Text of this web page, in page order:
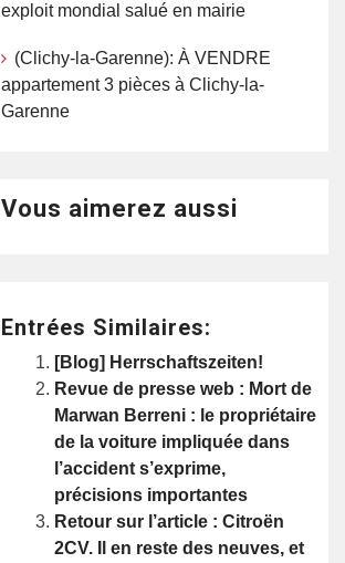
exploit mondial salué en mairie
(Clichy-la-Garenne): À VENDRE
appartement 3 pièces à Clichy-la-
Garenne
Vous aimerez aussi
Entrées Similaires:
[Blog] Herrschaftszeiten!
Revue de presse web : Mort de
Marwan Berreni : le propriétaire
de la voiture impliquée dans
l’accident s’exprime,
précisions importantes
Retour sur l’article : Citroën
2CV. Il en reste des neuves, et